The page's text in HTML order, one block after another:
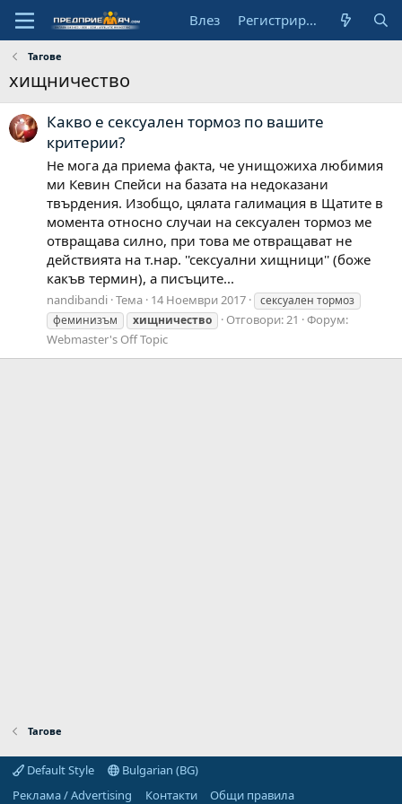
Влез Регистрирай се
Тагове
хищничество
Какво е сексуален тормоз по вашите
критерии?
Не мога да приема факта, че унищожиха любимия
ми Кевин Спейси на базата на недоказани
твърдения. Изобщо, цялата галимация в Щатите в
момента относно случаи на сексуален тормоз ме
отвращава силно, при това ме отвращават не
действията на т.нар. ''сексуални хищници'' (боже
какъв термин), а писъците...
nandibandi Тема 14 Ноември 2017
сексуален тормоз
феминизъм
хищничество Отговори: 21
Форум:
Webmaster's Off Topic
Тагове
Default Style
Bulgarian (BG)
Реклама / Advertising
Контакти
Общи правила